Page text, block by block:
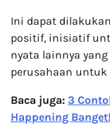
Ini dapat
positif, inisiatif
nyata lainnya
perusahaan untuk
Baca juga: 3
Happening Banget!